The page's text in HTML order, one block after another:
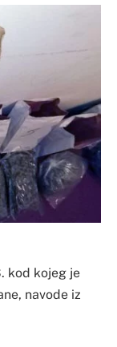
kod kojeg je
navode iz